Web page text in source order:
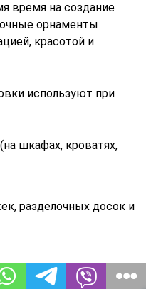
время на создание
орнаменты
красотой и
используют при
шкафах, кроватях,
разделочных досок и
изделий для